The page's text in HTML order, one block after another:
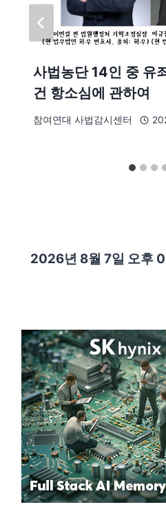
사법농단 14인 중 유
건 항소심에 관하여
참여연대 사법감시센터
2026년 8월 7일 오후